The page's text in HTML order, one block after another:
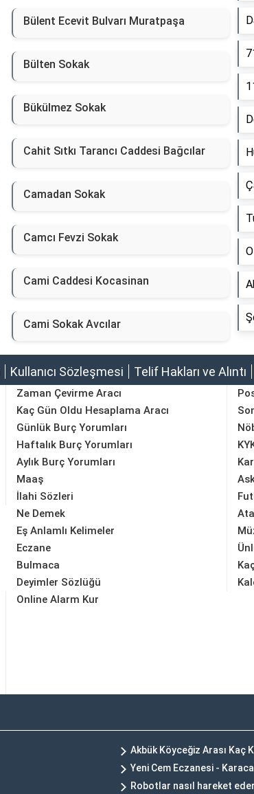
Bülent Ecevit Bulvarı Muratpaşa
Bülten Sokak
Bükülmez Sokak
Cahit Sıtkı Tarancı Caddesi Bağcılar
Camadan Sokak
Camcı Fevzi Sokak
Cami Caddesi Kocasinan
Cami Sokak Avcılar
Kullanıcı Sözleşmesi Telif Hakları ve Alıntı
Zaman Çevirme Aracı
Kaç Gün Oldu Hesaplama Aracı
Günlük Burç Yorumları
Haftalık Burç Yorumları
Aylık Burç Yorumları
Maaş
İlahi Sözleri
Ne Demek
Eş Anlamlı Kelimeler
Eczane
Bulmaca
Deyimler Sözlüğü
Online Alarm Kur
Akbük Köyceğiz Arası Kaç
Yeni Cem Eczanesi -
Robotlar nasıl hareket